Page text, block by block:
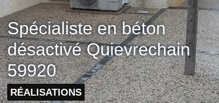
Spécialiste en béton
désactivé Quievrechain
59920
RÉALISATIONS